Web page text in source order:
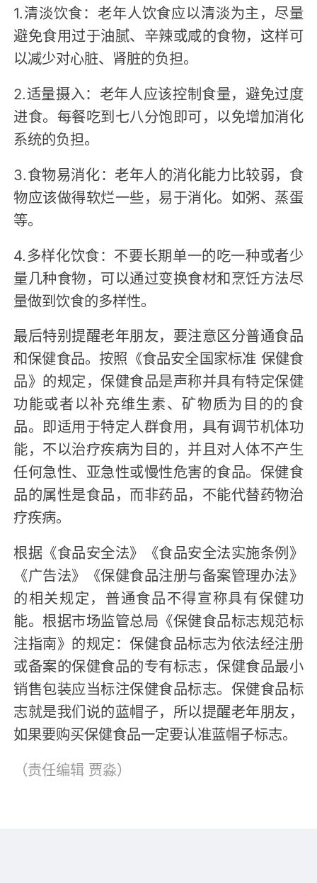
1.清淡饮食：老年人饮食应以清淡为主，尽量
避免食用过于油腻、辛辣或咸的食物，这样可
以减少对心脏、肾脏的负担。
2.适量摄入：老年人应该控制食量，避免过度
进食。每餐吃到七八分饱即可，以免增加消化
系统的负担。
3.食物易消化：老年人的消化能力比较弱，食
物应该做得软烂一些，易于消化。如粥、蒸蛋
等。
4.多样化饮食：不要长期单一的吃一种或者少
量几种食物，可以通过变换食材和烹饪方法尽
量做到饮食的多样性。
最后特别提醒老年朋友，要注意区分普通食品
和保健食品。按照《食品安全国家标准 保健食
品》的规定，保健食品是声称并具有特定保健
功能或者以补充维生素、矿物质为目的的食
品。即适用于特定人群食用，具有调节机体功
能，不以治疗疾病为目的，并且对人体不产生
任何急性、亚急性或慢性危害的食品。保健食
品的属性是食品，而非药品，不能代替药物治
疗疾病。
根据《食品安全法》《食品安全法实施条例》
《广告法》《保健食品注册与备案管理办法》
的相关规定，普通食品不得宣称具有保健功
能。根据市场监管总局《保健食品标志规范标
注指南》的规定：保健食品标志为依法经注册
或备案的保健食品的专有标志，保健食品最小
销售包装应当标注保健食品标志。保健食品标
志就是我们说的蓝帽子，所以提醒老年朋友，
如果要购买保健食品一定要认准蓝帽子标志。
（责任编辑 贾淼）